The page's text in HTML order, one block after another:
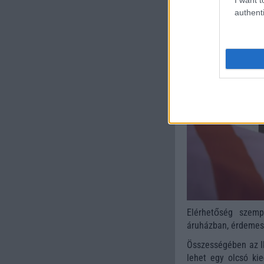
Elérhetőség
áruházban,
Összességében az
lehet egy olcsó